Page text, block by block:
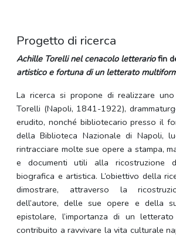
Progetto di ricerca
Achille Torelli nel cenacolo letterariofin
artistico e fortuna di un letterato
La ricerca si propone di realizzare
Torelli (Napoli, 1841-1922),
erudito, nonché bibliotecario presso il
della Biblioteca Nazionale di Napoli,
rintracciare molte sue opere a stampa,
e documenti utili alla ricostruzione
biografica e artistica. L’obiettivo della
dimostrare, attraverso la
dell’autore, delle sue opere e della
epistolare, l’importanza di un
contribuito a ravvivare la vita culturale